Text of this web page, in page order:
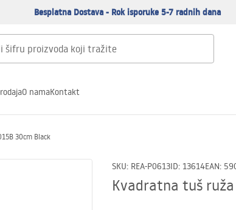
Besplatna Dostava - Rok isporuke 5-7 radnih dana
O namaKontakt
30cm Black
SKU: REA-P0613ID: 13614EAN:
Kvadratna tuš ruža